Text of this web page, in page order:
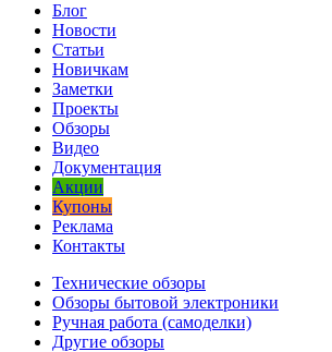
Блог
Новости
Статьи
Новичкам
Заметки
Проекты
Обзоры
Видео
Документация
Акции
Купоны
Реклама
Контакты
Технические обзоры
Обзоры бытовой электроники
Ручная работа (самоделки)
Другие обзоры